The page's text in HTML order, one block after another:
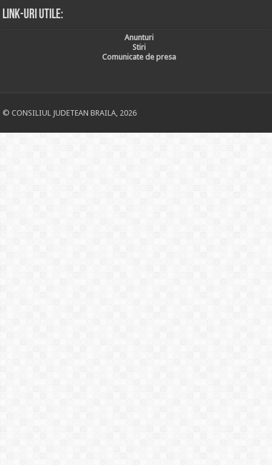
Link-uri utile:
Anunturi
Stiri
Comunicate de presa
© CONSILIUL JUDETEAN BRAILA, 2026